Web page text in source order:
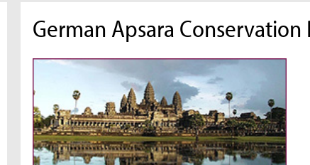
German Apsara